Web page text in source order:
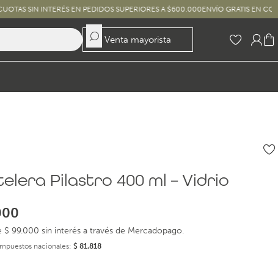
EN PEDIDOS SUPERIORES A $600.000ENVÍO GRATIS EN COMPRAS
Venta mayorista
Pilastro 400 ml – Vidrio
$ 99.000 sin interés a través de Mercadopago.
nacionales:$ 81.818